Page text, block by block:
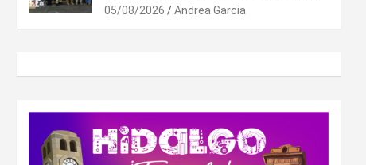
05/08/2026 Andrea Garcia